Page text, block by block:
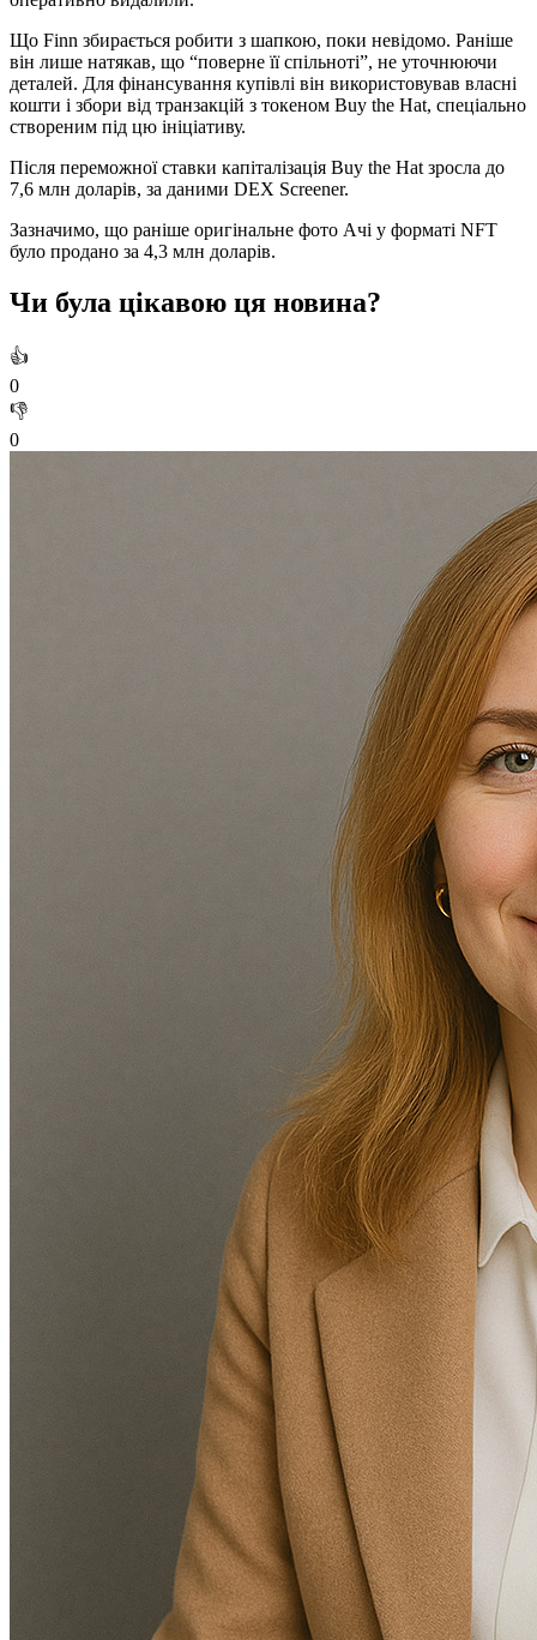
Що Finn збирається робити з шапкою, поки невідомо. Раніше
він лише натякав, що “поверне її спільноті”, не уточнюючи
деталей. Для фінансування купівлі він використовував власні
кошти і збори від транзакцій з токеном Buy the Hat, спеціально
створеним під цю ініціативу.
Після переможної ставки капіталізація Buy the Hat зросла до
7,6 млн доларів, за даними DEX Screener.
Зазначимо, що раніше оригінальне фото Ачі у форматі NFT
було продано за 4,3 млн доларів.
Чи була цікавою ця новина?
👍
0
👎
0